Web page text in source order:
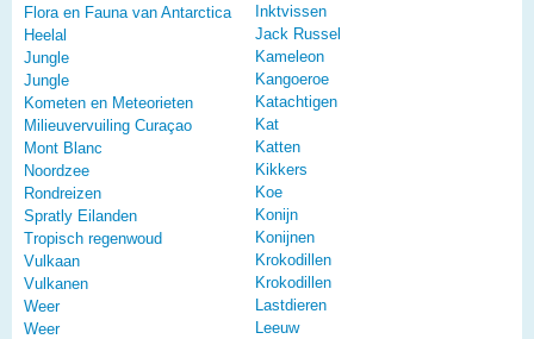
Flora en Fauna van Antarctica
Heelal
Jungle
Jungle
Kometen en Meteorieten
Milieuvervuiling Curaçao
Mont Blanc
Noordzee
Rondreizen
Spratly Eilanden
Tropisch regenwoud
Vulkaan
Vulkanen
Weer
Weer
Inktvissen
Jack Russel
Kameleon
Kangoeroe
Katachtigen
Kat
Katten
Kikkers
Koe
Konijn
Konijnen
Krokodillen
Krokodillen
Lastdieren
Leeuw